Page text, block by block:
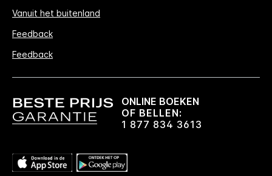
Vanuit het buitenland
Feedback
Feedback
ONLINE BOEKEN
OF BELLEN:
1 877 834 3613